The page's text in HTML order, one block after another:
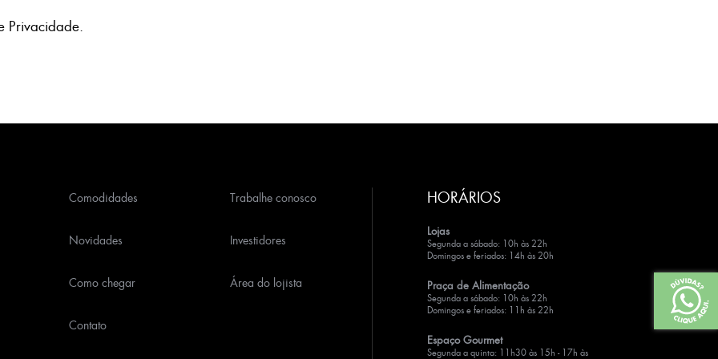
Privacidade.
Comodidades
Novidades
Como chegar
Contato
Trabalhe conosco
Investidores
Área do lojista
HORÁRIOS
Lojas
Segunda a sábado: 10h às 22h
Domingos e feriados: 14h às 20h
Praça de Alimentação
Segunda a sábado: 10h às 22h
Domingos e feriados: 11h às 22h
Espaço Gourmet
Segunda a quinta: 11h30 às 15h - 17h às